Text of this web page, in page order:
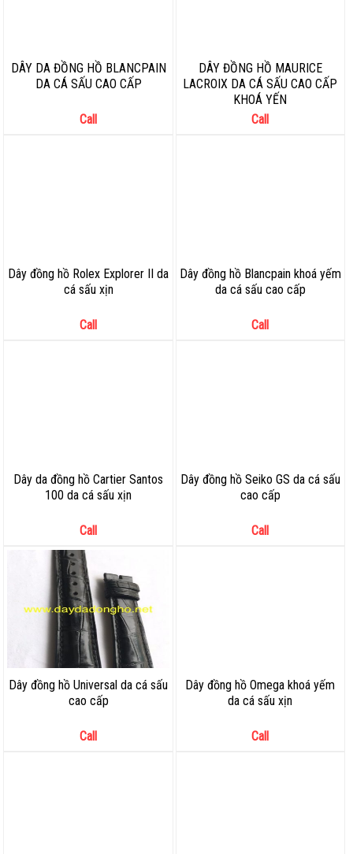
DÂY DA ĐỒNG HỒ BLANCPAIN
DA CÁ SẤU CAO CẤP
Call
DÂY ĐỒNG HỒ MAURICE
LACROIX DA CÁ SẤU CAO CẤP
KHOÁ YẾN
Call
Dây đồng hồ Rolex Explorer II da
cá sấu xịn
Call
Dây đồng hồ Blancpain khoá yếm
da cá sấu cao cấp
Call
Dây da đồng hồ Cartier Santos
100 da cá sấu xịn
Call
Dây đồng hồ Seiko GS da cá sấu
cao cấp
Call
Dây đồng hồ Universal da cá sấu
cao cấp
Call
Dây đồng hồ Omega khoá yếm
da cá sấu xịn
Call